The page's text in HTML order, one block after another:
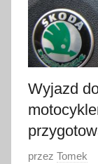
i
a
2
0
Wyjazd
O
przez Tomek